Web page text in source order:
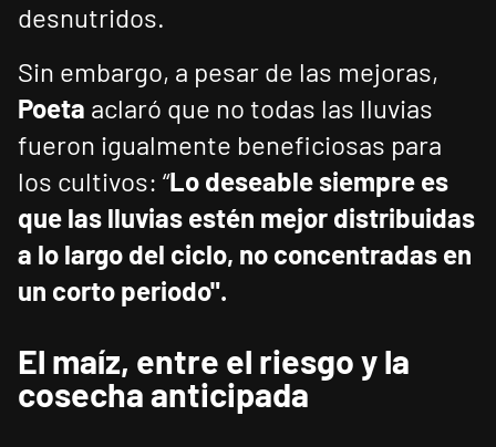
desnutridos.
Sin embargo, a pesar de las mejoras,
Poeta aclaró que no todas las lluvias
fueron igualmente beneficiosas para
los cultivos: “Lo deseable siempre es
que las lluvias estén mejor distribuidas
a lo largo del ciclo, no concentradas en
un corto periodo".
El maíz, entre el riesgo y la
cosecha anticipada